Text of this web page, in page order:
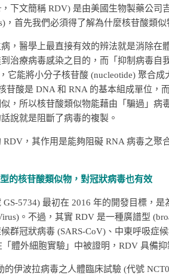
下文簡稱 RDV) 是由美國生物製藥公司
，首先我們必須得了解為什麼核苷酸類
，醫學上最直接有效的辨法就是消除在
治療病毒感染之目的，而「抑制病毒自
它能將小分子核苷酸 (nucleotide) 聚合
苷酸是 DNA 和 RNA 的基本組成單位，
，所以核苷酸類似物能藉由「騙過」
說就是阻斷了病毒的複製。
，其作用是能夠阻礙 RNA 病毒之聚
的核苷酸類似物，對冠狀病毒也有效
5734) 最初在 2016 年的開發目標，
。不過，其實 RDV 是一種廣譜型
群冠狀病毒 (SARS-CoV)、中東呼吸症
體外細胞實驗」中被證明，RDV 具備
的伊波拉病毒之人體臨床試驗 (代號